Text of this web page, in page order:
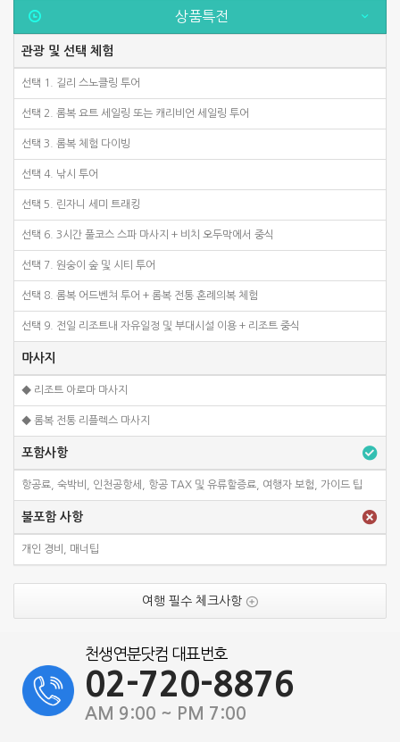
상품특전
관광 및 선택 체험
선택 1. 길리 스노클링 투어
선택 2. 롬복 요트 세일링 또는 캐리비언 세일링 투어
선택 3. 롬복 체험 다이빙
선택 4. 낚시 투어
선택 5. 린자니 세미 트래킹
선택 6. 3시간 풀코스 스파 마사지 + 비치 오두막에서 중식
선택 7. 원숭이 숲 및 시티 투어
선택 8. 롬복 어드벤쳐 투어 + 롬복 전통 혼례의복 체험
선택 9. 전일 리조트내 자유일정 및 부대시설 이용 + 리조트 중식
마사지
◆ 리조트 아로마 마사지
◆ 롬복 전통 리플렉스 마사지
포함사항
항공료, 숙박비, 인천공항세, 항공 TAX 및 유류할증료, 여행자 보험, 가이드 팁
불포함 사항
개인 경비, 매너팁
여행 필수 체크사항
천생연분닷컴 대표번호
02-720-8876
AM 9:00 ~ PM 7:00